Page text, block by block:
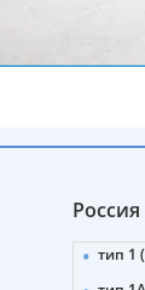
Россия
тип 1